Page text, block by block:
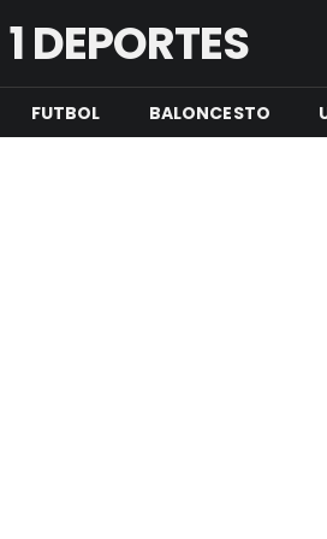
1 DEPORTES
FUTBOL BALONCESTO